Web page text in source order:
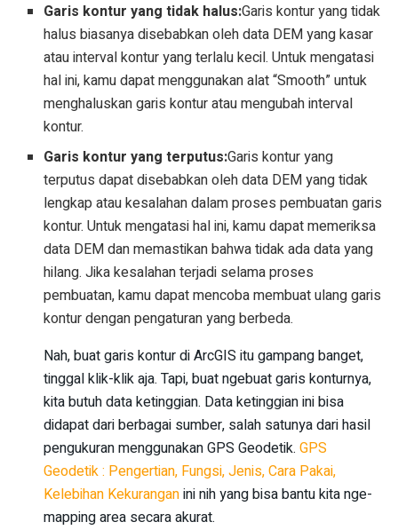
Garis kontur yang tidak halus:Garis kontur yang tidak
halus biasanya disebabkan oleh data DEM yang kasar
atau interval kontur yang terlalu kecil. Untuk mengatasi
hal ini, kamu dapat menggunakan alat “Smooth” untuk
menghaluskan garis kontur atau mengubah interval
kontur.
Garis kontur yang terputus:Garis kontur yang
terputus dapat disebabkan oleh data DEM yang tidak
lengkap atau kesalahan dalam proses pembuatan garis
kontur. Untuk mengatasi hal ini, kamu dapat memeriksa
data DEM dan memastikan bahwa tidak ada data yang
hilang. Jika kesalahan terjadi selama proses
pembuatan, kamu dapat mencoba membuat ulang garis
kontur dengan pengaturan yang berbeda.
Nah, buat garis kontur di ArcGIS itu gampang banget,
tinggal klik-klik aja. Tapi, buat ngebuat garis konturnya,
kita butuh data ketinggian. Data ketinggian ini bisa
didapat dari berbagai sumber, salah satunya dari hasil
pengukuran menggunakan GPS Geodetik.GPS
Geodetik : Pengertian, Fungsi, Jenis, Cara Pakai,
Kelebihan Kekuranganini nih yang bisa bantu kita nge-
mapping area secara akurat.